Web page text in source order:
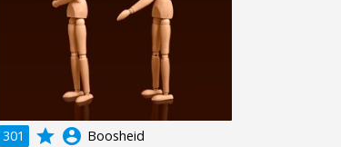
301 grade account_circle Boosheid